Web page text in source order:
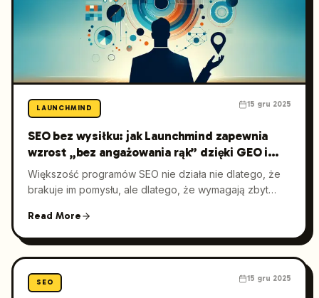
LAUNCHMIND 15 gru 2025
SEO bez wysiłku: jak Launchmind zapewnia
wzrost „bez angażowania rąk” dzięki GEO i
zautomatyzowanemu SEO
Większość programów SEO nie działa nie dlatego, że
brakuje im pomysłu, ale dlatego, że wymagają zbyt
briefów, akceptacji i produkcji treści. Launchmind
odwraca ten model dzięki SEO bez wysiłku —
contentowe wspierane przez AI, monitoring techniczny
Read More
SEO 15 gru 2025